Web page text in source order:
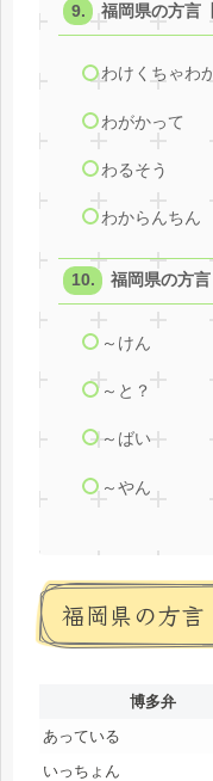
福岡県の方言
わけくちゃわ
わがかって
わるそう
わからんちん
福岡県の方
～けん
～と？
～ばい
～やん
福岡県の方言
博多弁
あっている
いっちょん